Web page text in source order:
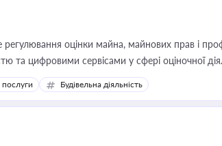
оцінки майна, майнових прав і
та цифровими сервісами у сфері оціночної
власника бізнесу, керівника, юриста або
корпоративних угод і перевірки статусу
послуги Будівельна діяльність